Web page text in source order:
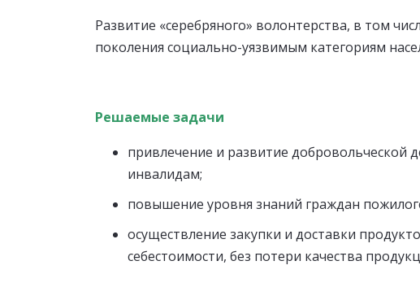
Развитие «серебряного» волонтерства, в том
поколения социально-уязвимым категориям
Решаемые задачи
привлечение и развитие добровольческой
инвалидам;
повышение уровня знаний граждан
осуществление закупки и доставки
себестоимости, без потери качества